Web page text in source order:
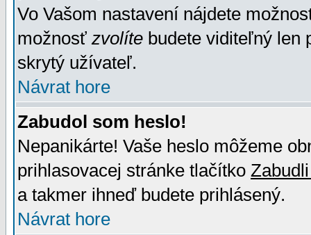
Vo Vašom nastavení nájdete
možnosť zvolíte budete viditeľný len
skrytý užívateľ.
Návrat hore
Zabudol som heslo!
Nepanikárte! Vaše heslo môžeme
prihlasovacej stránke tlačítko
a takmer ihneď budete prihlásený.
Návrat hore